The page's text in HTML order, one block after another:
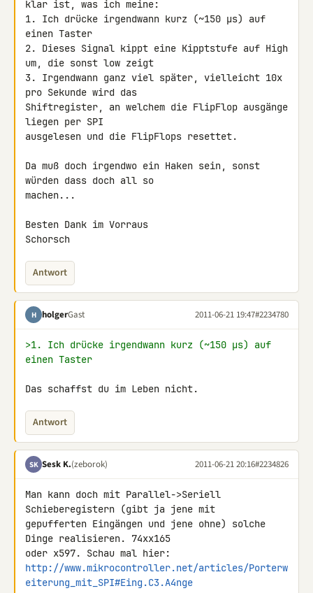
klar ist, was ich meine:
1. Ich drücke irgendwann kurz (~150 µs) auf
einen Taster
2. Dieses Signal kippt eine Kipptstufe auf High
um, die sonst low zeigt
3. Irgendwann ganz viel später, vielleicht 10x
pro Sekunde wird das
Shiftregister, an welchem die FlipFlop ausgänge
liegen per SPI
ausgelesen und die FlipFlops resettet.
Da muß doch irgendwo ein Haken sein, sonst
würden dass doch all so
machen...
Besten Dank im Vorraus
Schorsch
Antwort
H holgerGast 2011-06-21 19:47#2234780
>1. Ich drücke irgendwann kurz (~150 µs) auf
einen Taster
Das schaffst du im Leben nicht.
Antwort
SK Sesk K.(zeborok) 2011-06-21 20:16#2234826
Man kann doch mit Parallel->Seriell
Schieberegistern (gibt ja jene mit
gepufferten Eingängen und jene ohne) solche
Dinge realisieren. 74xx165
http://www.mikrocontroller.net/articles/Porterw
eiterung_mit_SPI#Eing.C3.A4nge